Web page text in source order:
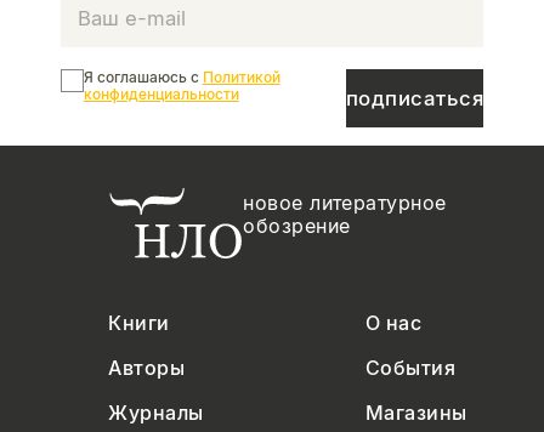
подписаться
Я соглашаюсь с Политикой
конфиденциальности
новое литературное
обозрение
Книги
О нас
Авторы
События
Журналы
Магазины